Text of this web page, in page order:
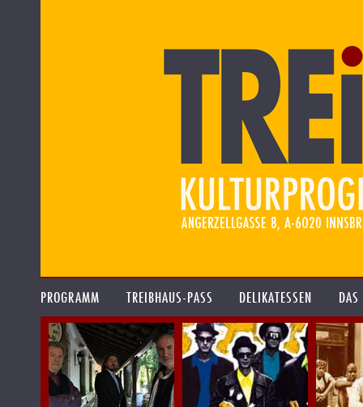
PROGRAMM TREIBHAUS-PASS DELIKATESSEN